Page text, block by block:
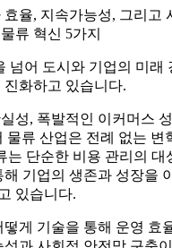
율, 지속가능성, 그리고
류 혁신 5가지
넘어 도시와 기업의 미래
화하고 있습니다.
성, 폭발적인 이커머스
물류 산업은 전례 없는 변
는 단순한 비용 관리의 대
기업의 생존과 성장을
있습니다.
게 기술을 통해 운영 효